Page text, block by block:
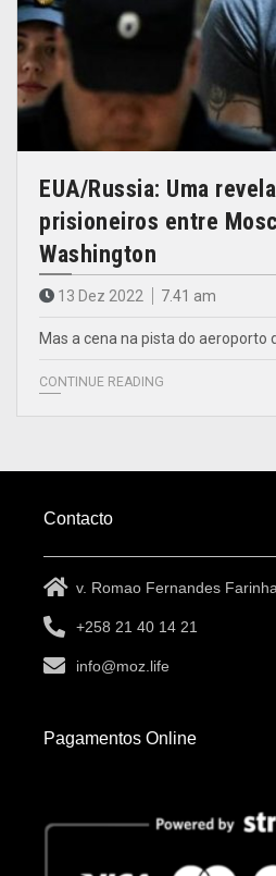
EUA/Russia: Uma
prisioneiros entre
Washington
13 Dez 2022 7.41 am
Mas a cena na pista do aeroporto
CONTINUE READING
Contacto
v. Romao Fernandes
+258 21 40 14 21
info@moz.life
Pagamentos Online